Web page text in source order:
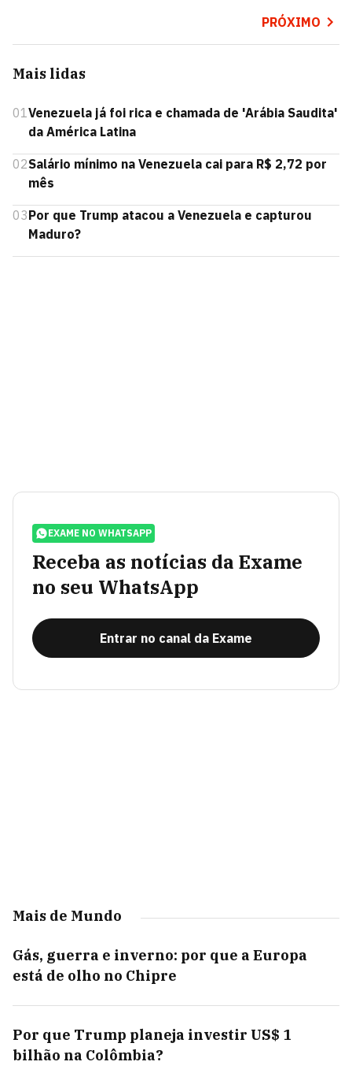
PRÓXIMO
Mais lidas
01Venezuela já foi rica e chamada de 'Arábia Saudita'
da América Latina
02Salário mínimo na Venezuela cai para R$ 2,72 por
mês
03Por que Trump atacou a Venezuela e capturou
Maduro?
EXAME NO WHATSAPP
Receba as notícias da Exame
no seu WhatsApp
Entrar no canal da Exame
Mais de Mundo
Gás, guerra e inverno: por que a Europa
está de olho no Chipre
Por que Trump planeja investir US$ 1
bilhão na Colômbia?